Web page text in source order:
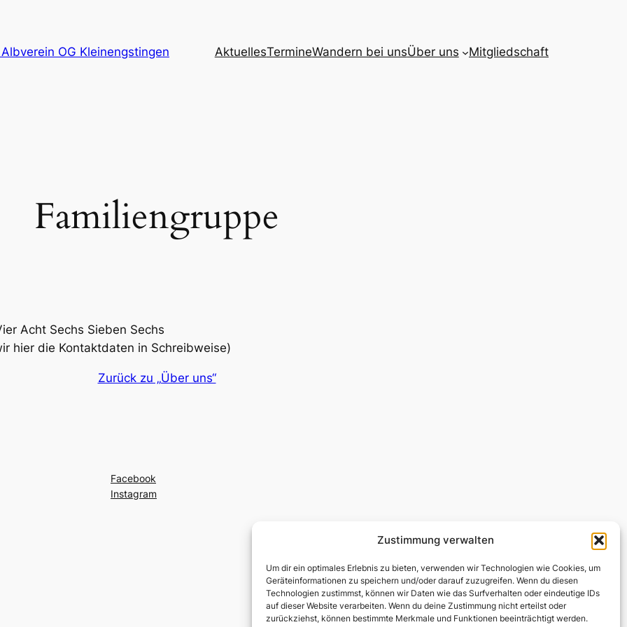
Zustimmung verwalten
Um dir ein optimales Erlebnis zu bieten, verwenden wir Technologien wie Cookies, um
Geräteinformationen zu speichern und/oder darauf zuzugreifen. Wenn du diesen
Technologien zustimmst, können wir Daten wie das Surfverhalten oder eindeutige IDs
auf dieser Website verarbeiten. Wenn du deine Zustimmung nicht erteilst oder
zurückziehst, können bestimmte Merkmale und Funktionen beeinträchtigt werden.
OG Kleinengstingen AktuellesTermineWandern bei unsÜber uns Mitgliedschaft
Familiengruppe
Acht Sechs Sieben Sechs
hier die Kontaktdaten in Schreibweise)
Zurück zu „Über uns“
Facebook
Instagram